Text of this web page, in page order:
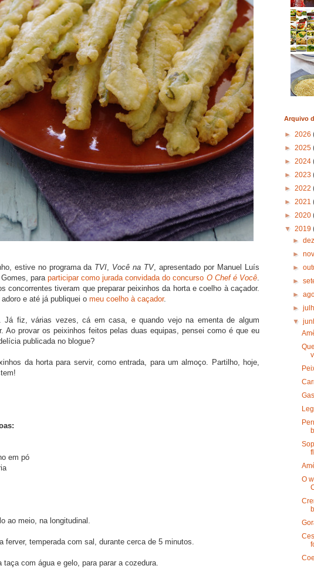
estive no programa da TVI, Você na TV, apresentado por Manuel Luís
para participar como jurada convidada do concurso O Chef é Você.
concorrentes tiveram que preparar peixinhos da horta e coelho à caçador.
e até já publiquei o meu coelho à caçador.
Já fiz, várias vezes, cá em casa, e quando vejo na ementa de algum
Ao provar os peixinhos feitos pelas duas equipas, pensei como é que eu
publicada no blogue?
da horta para servir, como entrada, para um almoço. Partilho, hoje,
em pó
ao meio, na longitudinal.
ferver, temperada com sal, durante cerca de 5 minutos.
taça com água e gelo, para parar a cozedura.
Arquivo
► 2026
► 2025
► 2024
► 2023
► 2022
► 2021
► 2020
▼ 2019
►
►
►
►
►
►
▼
O